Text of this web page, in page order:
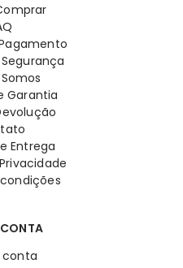
Garantia
Entrega
conta